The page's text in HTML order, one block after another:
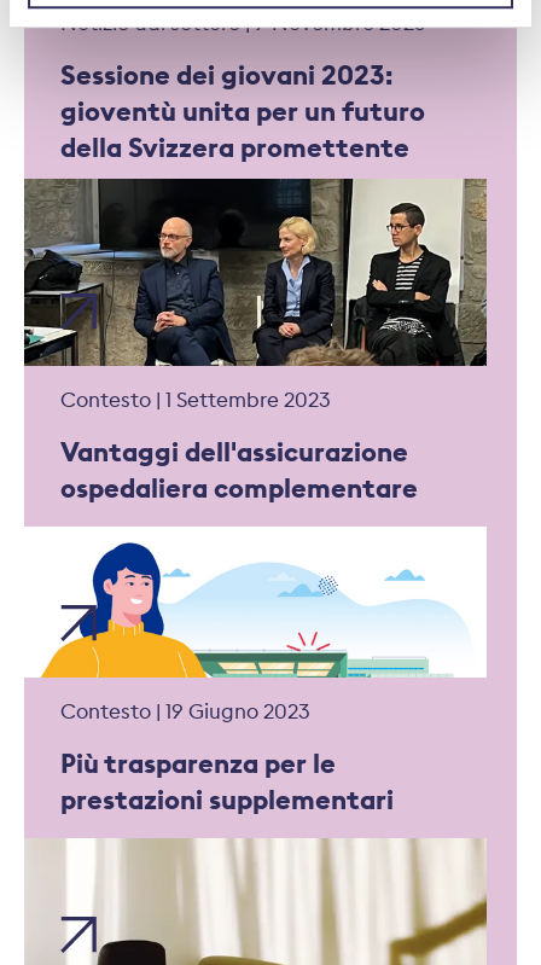
Notizie dal settore | 9 Novembre 2023
Sessione dei giovani 2023:
gioventù unita per un futuro
della Svizzera promettente
Contesto | 1 Settembre 2023
Vantaggi dell'assicurazione
ospedaliera complementare
Contesto | 19 Giugno 2023
Più trasparenza per le
prestazioni supplementari